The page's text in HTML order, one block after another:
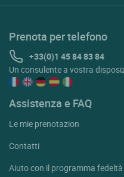
Prenota per telefono
+33(0)1 45 84 83 84
Un consulente a vostra
Assistenza e FAQ
Le mie prenotazion
Contatti
Aiuto con il programma fedeltà